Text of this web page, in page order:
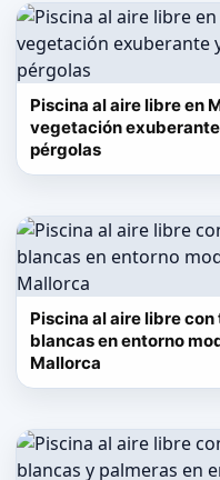
Piscina al aire libre en
vegetación
pérgolas
Piscina al aire libre
blancas en entorno
Mallorca